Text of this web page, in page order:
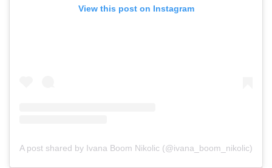
View this post on Instagram
A post shared by Ivana Boom Nikolic (@ivana_boom_nikolic)